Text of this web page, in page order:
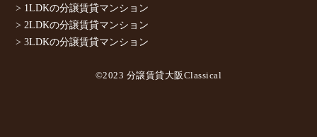
> 1LDKの分譲賃貸マンション
> 2LDKの分譲賃貸マンション
> 3LDKの分譲賃貸マンション
©2023 分譲賃貸大阪Classical